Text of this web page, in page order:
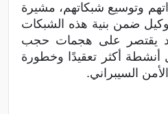
وتوسيع شبكاتهم، مشيرة
ضمن بنية هذه الشبكات
يقتصر على هجمات حجب
أنشطة أكثر تعقيدًا وخطورة
السيبراني.